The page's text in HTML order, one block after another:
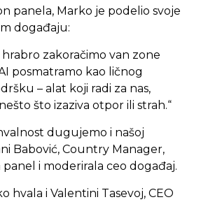
panela, Marko je podelio svoje
događaju:
hrabro zakoračimo van zone
posmatramo kao ličnog
– alat koji radi za nas,
što izaziva otpor ili strah.“
dugujemo i našoj
Babović, Country Manager,
panel i moderirala ceo događaj.
hvala i Valentini Tasevoj, CEO